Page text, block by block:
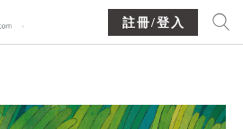
註冊/登入